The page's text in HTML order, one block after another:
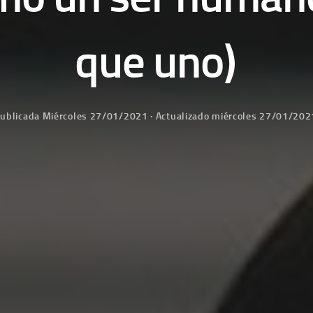
que uno)
Miércoles 27/01/2021 · Actualizado miércoles 27/01/